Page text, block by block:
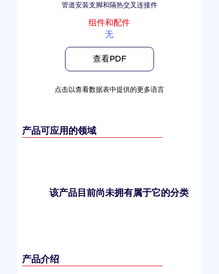
管道安装支脚和隔热交叉连接件
组件和配件
无
查看PDF
点击以查看数据表中提供的更多语言
产品可应用的领域
该产品目前尚未拥有属于它的分类
产品介绍